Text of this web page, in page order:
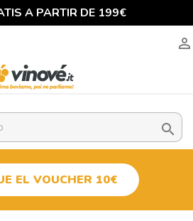
A PARTIR DE 199€


EL VOUCHER 10€